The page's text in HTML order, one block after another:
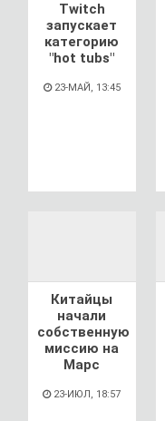
Twitch
запускает
категорию
"hot tubs"
23-МАЙ, 13:45
Китайцы
начали
собственную
миссию на
Марс
23-ИЮЛ, 18:57